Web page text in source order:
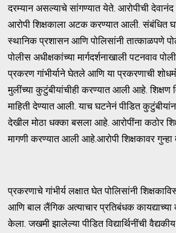
दरम्यान असल्याचे सांगण्यात येते. आरोपीची
आरोपी शिक्षकाला अटक करण्यात आली. संबंधित
स्थानिक प्रशासन आणि पोलिसांनी तात्काळपणे
पोलीस अधीक्षकांच्या मार्गदर्शनाखाली पटनवाव
प्रकरण गांभीर्याने घेतले आणि या प्रकरणाची
मुलींच्या कुटुंबीयांचीही करण्यात आली आहे. शिक्षण
माहिती देण्यात आली. याच घटनेनं पीडित
देखील मोठा धक्का बसला आहे. आरोपींना कठोर
मागणी करण्यात आली आहे.आरोपी शिक्षकावर
प्रकरणाचे गांभीर्य लक्षात घेत पोलिसांनी
आणि बाल लैंगिक अत्याचार प्रतिबंधक
केला. जखमी झालेल्या पीडित विद्यार्थिनींची